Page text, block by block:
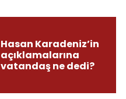
Hasan Karadeniz’in
açıklamalarına
vatandaş ne dedi?